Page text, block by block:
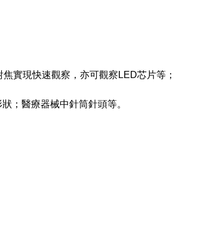
實現快速觀察，亦可觀察LED芯片等；
；醫療器械中針筒針頭等。